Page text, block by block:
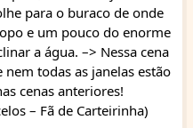
para o buraco de onde
e um pouco do enorme
a água. –> Nessa cena
todas as janelas estão
cenas anteriores!
– Fã de Carteirinha)